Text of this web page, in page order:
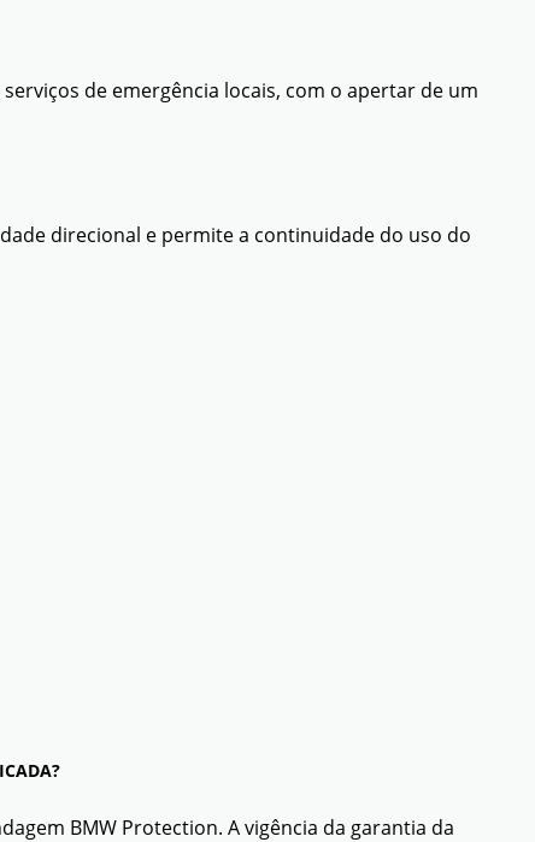
de emergência locais, com o apertar de um
direcional e permite a continuidade do uso do
BMW Protection. A vigência da garantia da